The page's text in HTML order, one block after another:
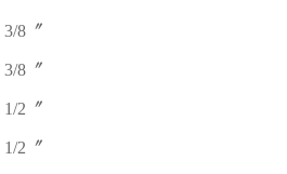
3/8〞
3/8〞
1/2〞
1/2〞